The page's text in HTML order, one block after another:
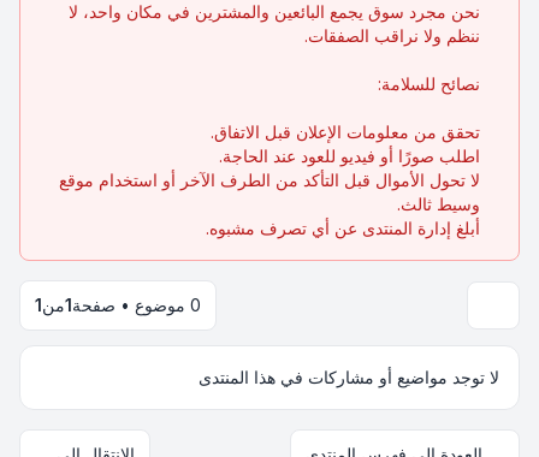
نحن مجرد سوق يجمع البائعين والمشترين في مكان واحد، لا
ننظم ولا نراقب الصفقات.
نصائح للسلامة:
تحقق من معلومات الإعلان قبل الاتفاق.
اطلب صورًا أو فيديو للعود عند الحاجة.
لا تحول الأموال قبل التأكد من الطرف الآخر أو استخدام موقع
وسيط ثالث.
أبلغ إدارة المنتدى عن أي تصرف مشبوه.
0 موضوع • صفحة 1من1
لا توجد مواضيع أو مشاركات في هذا المنتدى